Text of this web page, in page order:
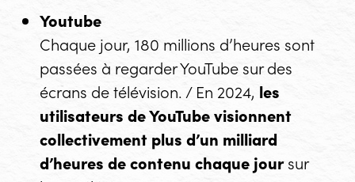
Youtube
Chaque jour, 180 millions d’heures sont
passées à regarder YouTube sur des
écrans de télévision. / En 2024, les
utilisateurs de YouTube visionnent
collectivement plus d’un milliard
d’heures de contenu chaque joursur